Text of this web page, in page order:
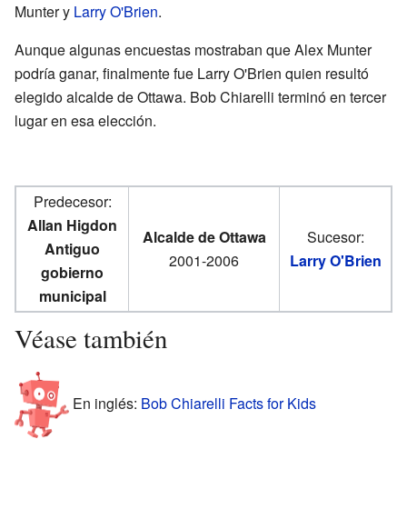
Munter y Larry O'Brien.
Aunque algunas encuestas mostraban que Alex Munter
podría ganar, finalmente fue Larry O'Brien quien resultó
elegido alcalde de Ottawa. Bob Chiarelli terminó en tercer
lugar en esa elección.
Predecesor:
Allan Higdon
Antiguo
gobierno
municipal
Alcalde de Ottawa
2001-2006
Sucesor:
Larry O'Brien
Véase también
En inglés: Bob Chiarelli Facts for Kids